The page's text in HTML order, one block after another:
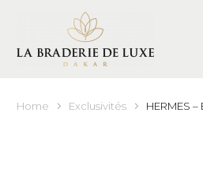
Home Exclusivités HERMES –